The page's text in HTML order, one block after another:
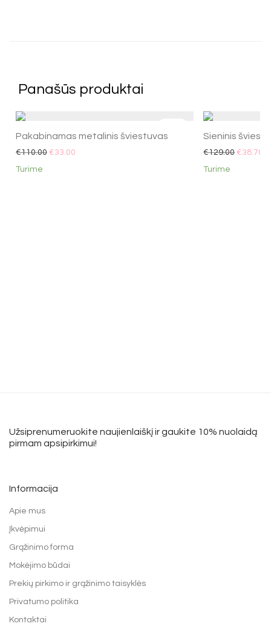
Panašūs produktai
Pakabinamas metalinis šviestuvas
€110.00 €33.00
Turime
Sieninis
€129.00 €38.70
Turime
Užsiprenumeruokite naujienlaiškį ir gaukite 10% nuolaidą
pirmam apsipirkimui!
Informacija
Apie mus
Įkvėpimui
Grąžinimo forma
Mokėjimo būdai
Prekių pirkimo ir grąžinimo taisyklės
Privatumo politika
Kontaktai